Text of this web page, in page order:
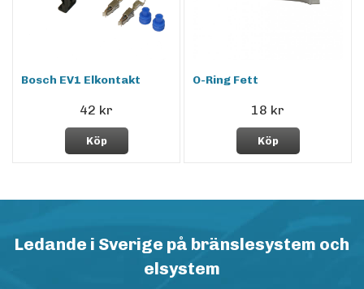
Bosch EV1 Elkontakt
42 kr
Köp
O-Ring Fett
18 kr
Köp
Ledande i Sverige på bränslesystem och
elsystem